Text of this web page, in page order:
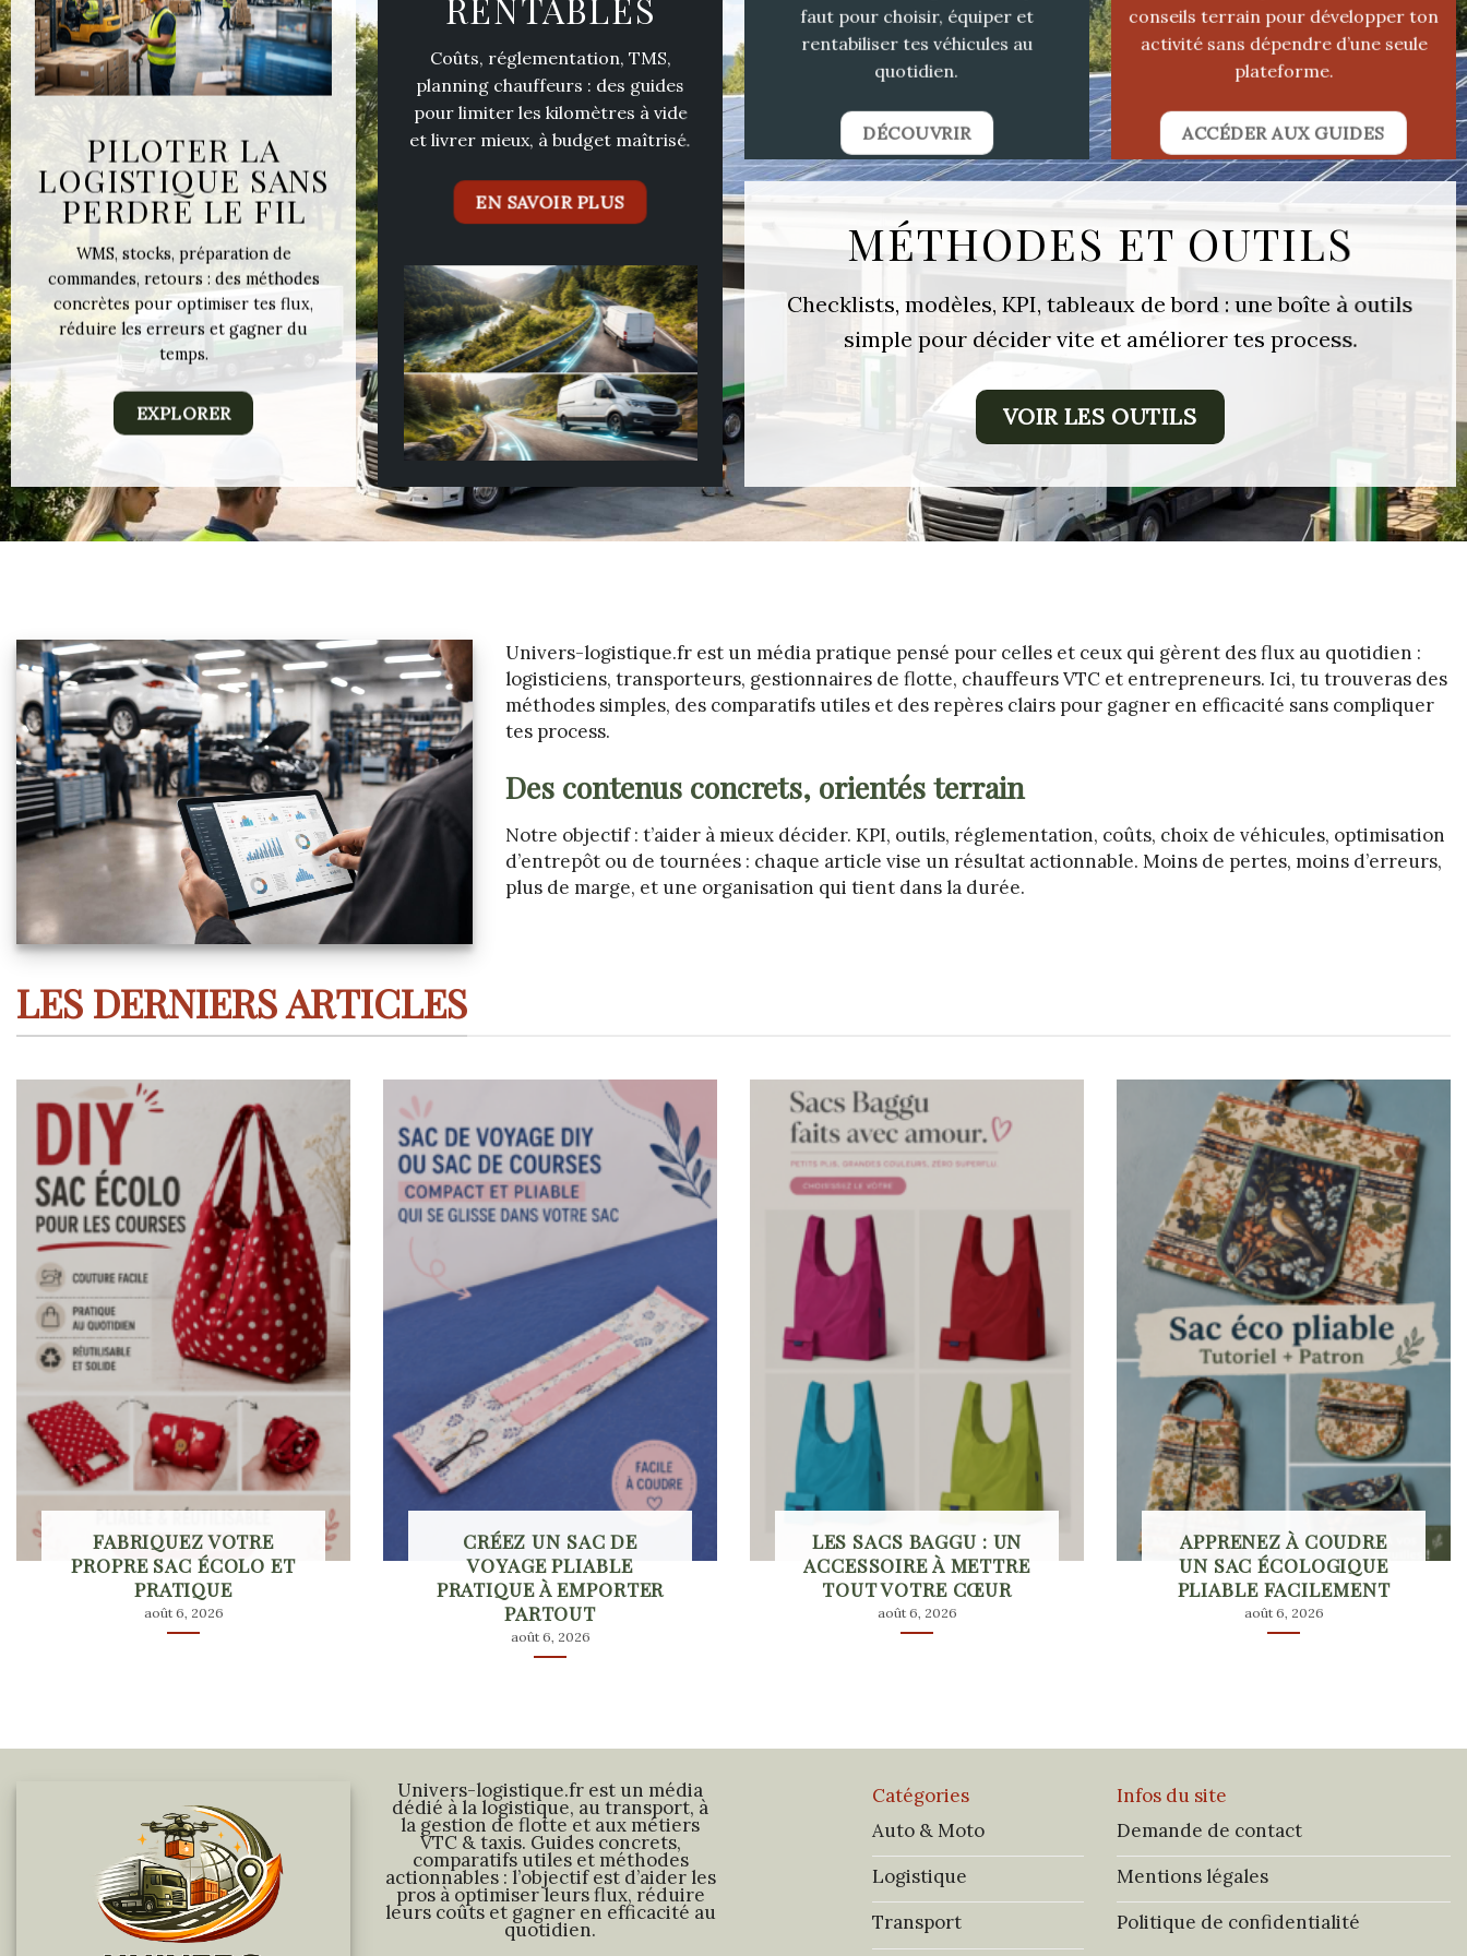
PILOTER LA
LOGISTIQUE SANS
PERDRE LE FIL
WMS, stocks, préparation de
commandes, retours : des méthodes
concrètes pour optimiser tes flux,
réduire les erreurs et gagner du
temps.
EXPLORER
Coûts, réglementation, TMS,
planning chauffeurs : des guides
pour limiter les kilomètres à vide
et livrer mieux, à budget maîtrisé.
EN SAVOIR PLUS
faut pour choisir, équiper et
rentabiliser tes véhicules au
quotidien.
DÉCOUVRIR
conseils terrain pour développer ton
activité sans dépendre d’une seule
plateforme.
ACCÉDER AUX GUIDES
MÉTHODES ET OUTILS
Checklists, modèles, KPI, tableaux de bord : une boîte à outils
simple pour décider vite et améliorer tes process.
VOIR LES OUTILS
Univers-logistique.fr est un média pratique pensé pour celles et ceux qui gèrent des flux au quotidien :
logisticiens, transporteurs, gestionnaires de flotte, chauffeurs VTC et entrepreneurs. Ici, tu trouveras des
méthodes simples, des comparatifs utiles et des repères clairs pour gagner en efficacité sans compliquer
tes process.
Des contenus concrets, orientés terrain
Notre objectif : t’aider à mieux décider. KPI, outils, réglementation, coûts, choix de véhicules, optimisation
d’entrepôt ou de tournées : chaque article vise un résultat actionnable. Moins de pertes, moins d’erreurs,
plus de marge, et une organisation qui tient dans la durée.
LES DERNIERS ARTICLES
FABRIQUEZ VOTRE
PROPRE SAC ÉCOLO ET
PRATIQUE
août 6, 2026
CRÉEZ UN SAC DE
VOYAGE PLIABLE
PRATIQUE À EMPORTER
PARTOUT
août 6, 2026
LES SACS BAGGU : UN
ACCESSOIRE À METTRE
TOUT VOTRE CŒUR
août 6, 2026
APPRENEZ À COUDRE
UN SAC ÉCOLOGIQUE
PLIABLE FACILEMENT
août 6, 2026
Univers-logistique.fr est un média
dédié à la logistique, au transport, à
la gestion de flotte et aux métiers
VTC & taxis. Guides concrets,
comparatifs utiles et méthodes
actionnables : l’objectif est d’aider les
pros à optimiser leurs flux, réduire
leurs coûts et gagner en efficacité au
quotidien.
Catégories
Auto & Moto
Logistique
Transport
Infos du site
Demande de contact
Mentions légales
Politique de confidentialité